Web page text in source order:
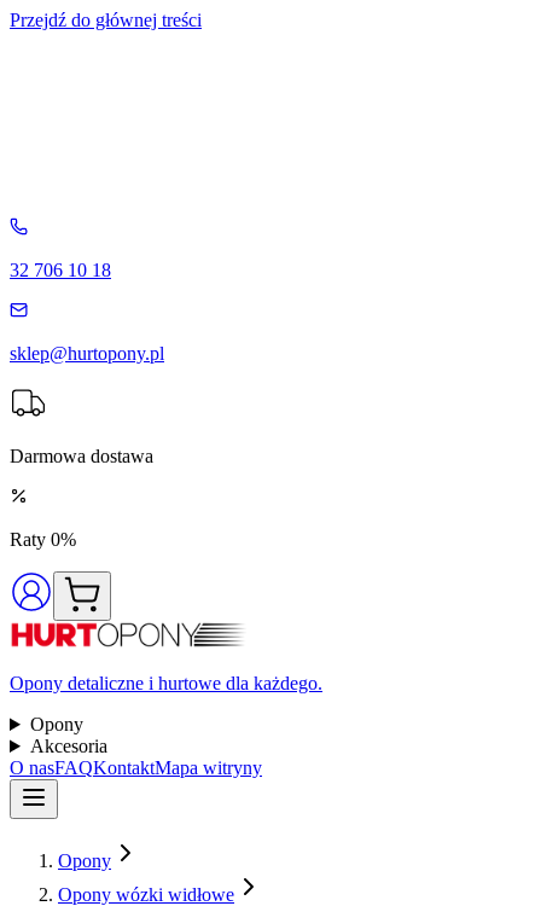
Przejdź do głównej treści
32 706 10 18
sklep@hurtopony.pl
Darmowa dostawa
Raty 0%
Opony detaliczne i hurtowe dla każdego.
Opony
Akcesoria
O nasFAQKontaktMapa witryny
Opony
Opony wózki widłowe